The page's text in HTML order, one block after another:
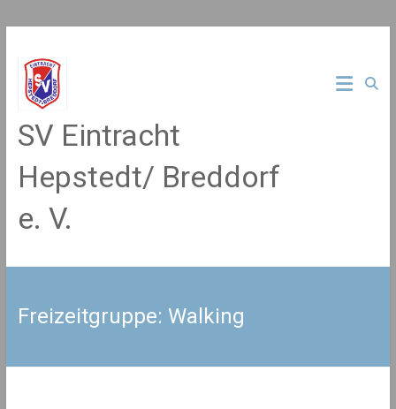
springen
SV Eintracht
Hepstedt/ Breddorf
e. V.
Freizeitgruppe: Walking